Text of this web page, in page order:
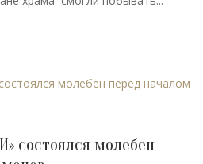
состоялся молебен